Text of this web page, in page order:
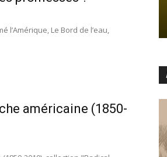
l’Amérique, Le Bord de l’eau,
américaine (1850-